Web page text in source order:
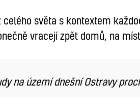
světa s kontextem
vracejí zpět domů, na
na území dnešní Ostravy